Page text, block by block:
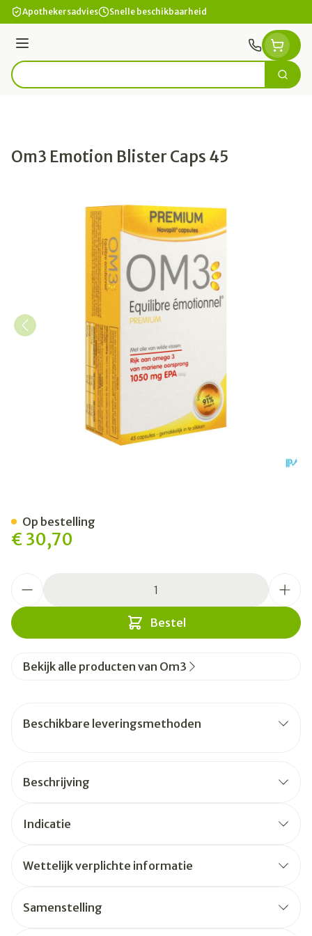
Ga naar de inhoud
Apothekersadvies Snelle beschikbaarheid
Menu
Product, merk, categorie... Zoek
Om3 Emotion Blister Caps 45
€ 30,70
Bestel
Op bestelling
Bekijk alle producten van Om3
Beschikbare leveringsmethoden
Beschrijving
Indicatie
Wettelijk verplichte informatie
Samenstelling